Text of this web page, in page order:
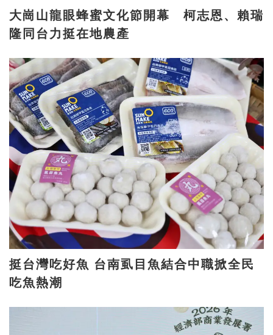
大崗山龍眼蜂蜜文化節開幕 柯志恩、賴瑞
隆同台力挺在地農產
挺台灣吃好魚 台南虱目魚結合中職掀全民
吃魚熱潮